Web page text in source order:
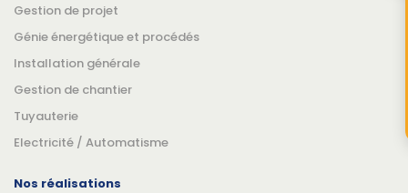
Gestion de projet
Génie énergétique et procédés
Installation générale
Gestion de chantier
Tuyauterie
Electricité / Automatisme
Nos réalisations